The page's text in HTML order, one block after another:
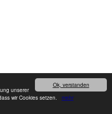
Ok, verstanden
unserer
wir Cookies setzen. mehr